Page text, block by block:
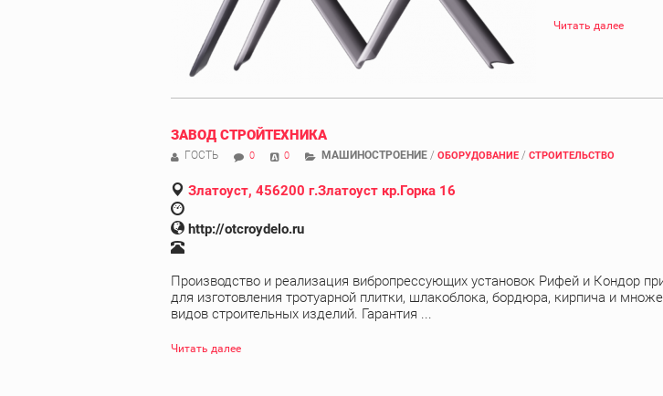
Читать далее
ЗАВОД СТРОЙТЕХНИКА
ГОСТЬ 0 0 МАШИНОСТРОЕНИЕ / ОБОРУДОВАНИЕ / СТРОИТЕЛЬСТВО
Златоуст, 456200 г.Златоуст кр.Горка 16
http://otcroydelo.ru
Производство и реализация вибропрессующих установок Рифей и Кондор
для изготовления тротуарной плитки, шлакоблока, бордюра, кирпича и
видов строительных изделий. Гарантия ...
Читать далее